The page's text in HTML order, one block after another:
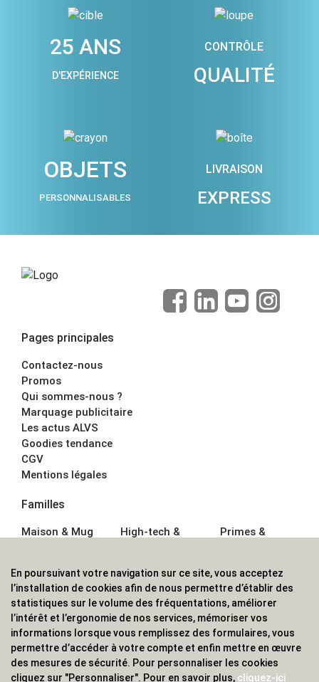
25 ANS
D'EXPÉRIENCE
CONTRÔLE
QUALITÉ
OBJETS
PERSONNALISABLES
LIVRAISON
EXPRESS
Pages principales
Contactez-nous
Promos
Qui sommes-nous ?
Marquage publicitaire
Les actus ALVS
Goodies tendance
CGV
Mentions légales
Familles
Maison & Mug
Écriture
Bagagerie sacs
High-tech &
Sport &
Outdoor
Enfant
Primes &
Boisson
Textile &
Casquette
Accessoires de
bureau
ALVS, fournisseur d'objets publicitaires, pour les
En poursuivant votre navigation sur ce site, vous acceptez
l’installation de cookies afin de nous permettre d’établir des
statistiques sur le volume des fréquentations, améliorer
l’intérêt et l’ergonomie de nos services, mémoriser vos
informations lorsque vous remplissez des formulaires, vous
permettre d’accéder à votre compte et enfin mettre en œuvre
des mesures de sécurité. Pour personnaliser les cookies
cliquez sur "Personnaliser". Pour en savoir plus, cliquez-ici